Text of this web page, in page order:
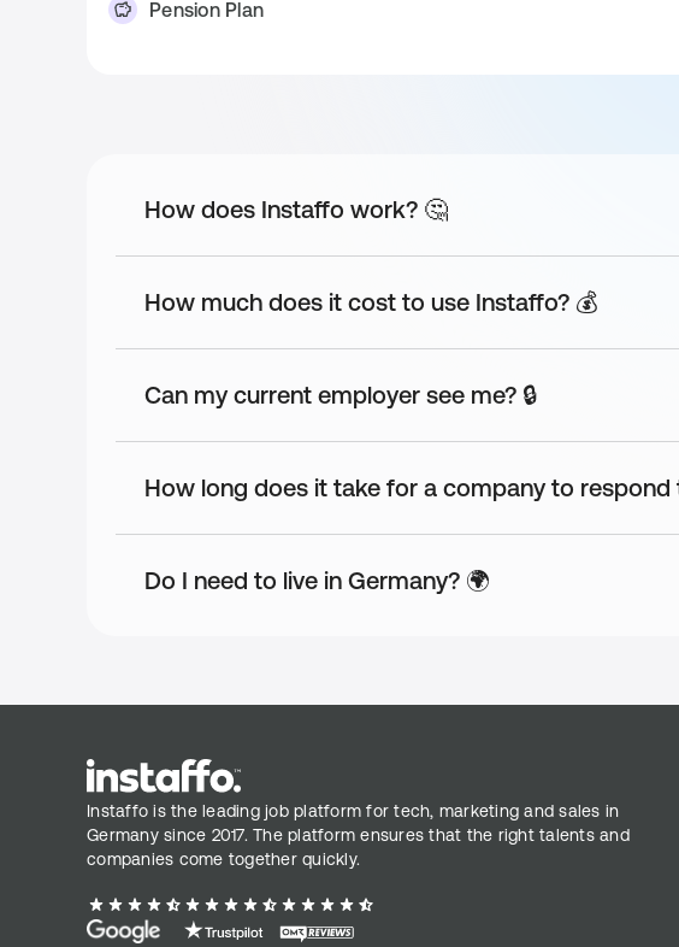
Fachliche Diskussion 💻
Pension Plan
Meals
Free beverages
setzte es auf die Einkaufsliste!
Job ticket
Canteen
Well-Connected by Public Transport
Additional Benefits
How does Instaffo work? 🤔
How much does it cost to use Instaffo? 💰
Can my current employer see me? 🔒
How long does it take for a company to
Do I need to live in Germany? 🌍
Instaffo is the leading job platform for tech, marketing and sales in
Germany since 2017. The platform ensures that the right talents and
companies come together quickly.